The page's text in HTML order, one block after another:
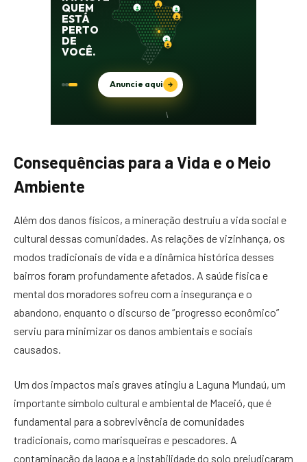
Consequências para a Vida e o Meio
Ambiente
Além dos danos físicos, a mineração destruiu a vida social e
cultural dessas comunidades. As relações de vizinhança, os
modos tradicionais de vida e a dinâmica histórica desses
bairros foram profundamente afetados. A saúde física e
mental dos moradores sofreu com a insegurança e o
abandono, enquanto o discurso de “progresso econômico”
serviu para minimizar os danos ambientais e sociais
causados.
Um dos impactos mais graves atingiu a Laguna Mundaú, um
importante símbolo cultural e ambiental de Maceió, que é
fundamental para a sobrevivência de comunidades
tradicionais, como marisqueiras e pescadores. A
contaminação da lagoa e a instabilidade do solo prejudicaram